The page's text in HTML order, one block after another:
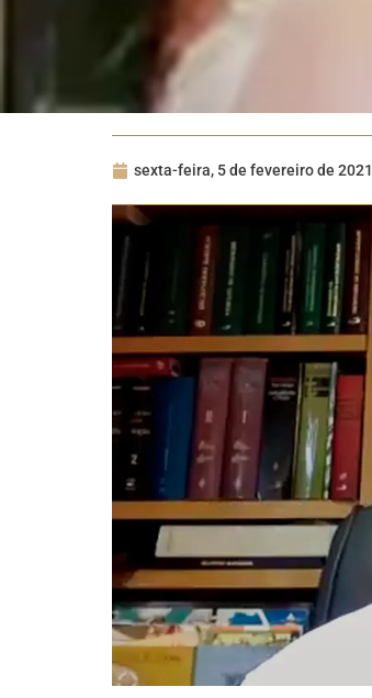
sexta-feira, 5 de fevereiro de 2021